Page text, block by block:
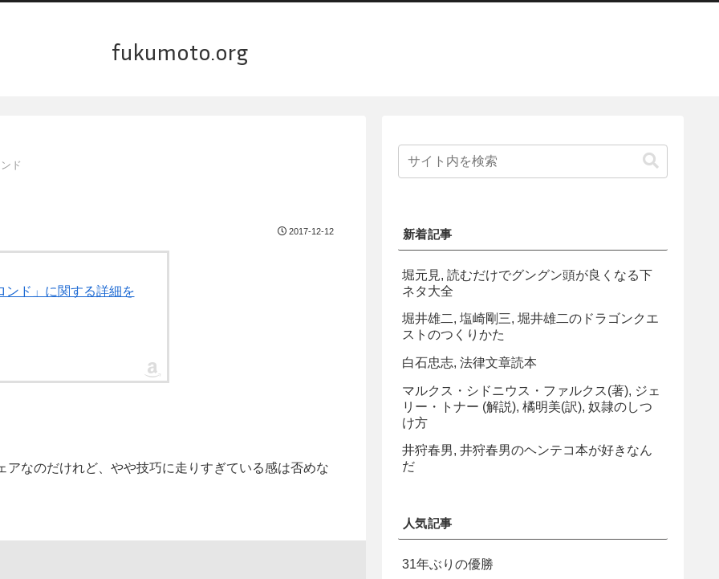
fukumoto.org
ド
2017-12-12
ンド」に関する詳細を
なのだけれど、やや技巧に走りすぎている感は否めな
新着記事
堀元見, 読むだけでグングン頭が良くなる下
ネタ大全
堀井雄二, 塩崎剛三, 堀井雄二のドラゴンクエ
ストのつくりかた
白石忠志, 法律文章読本
マルクス・シドニウス・ファルクス(著), ジェ
リー・トナー (解説), 橘明美(訳), 奴隷のしつ
け方
井狩春男, 井狩春男のヘンテコ本が好きなん
だ
人気記事
31年ぶりの優勝